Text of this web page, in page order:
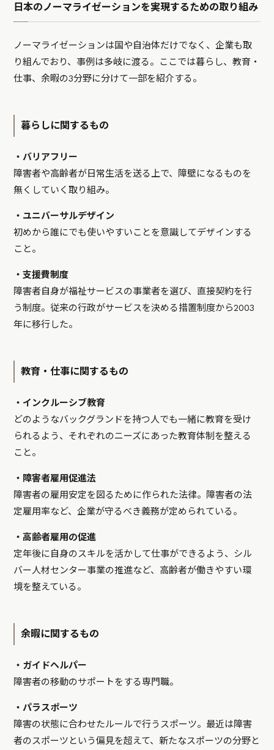
日本のノーマライゼーションを実現するための取り組み
ノーマライゼーションは国や自治体だけでなく、企業も取
り組んでおり、事例は多岐に渡る。ここでは暮らし、教育・
仕事、余暇の3分野に分けて一部を紹介する。
暮らしに関するもの
・バリアフリー
障害者や高齢者が日常生活を送る上で、障壁になるものを
無くしていく取り組み。
・ユニバーサルデザイン
初めから誰にでも使いやすいことを意識してデザインする
こと。
・支援費制度
障害者自身が福祉サービスの事業者を選び、直接契約を行
う制度。従来の行政がサービスを決める措置制度から2003
年に移行した。
教育・仕事に関するもの
・インクルーシブ教育
どのようなバックグランドを持つ人でも一緒に教育を受け
られるよう、それぞれのニーズにあった教育体制を整える
こと。
・障害者雇用促進法
障害者の雇用安定を図るために作られた法律。障害者の法
定雇用率など、企業が守るべき義務が定められている。
・高齢者雇用の促進
定年後に自身のスキルを活かして仕事ができるよう、シル
バー人材センター事業の推進など、高齢者が働きやすい環
境を整えている。
余暇に関するもの
・ガイドヘルパー
障害者の移動のサポートをする専門職。
・パラスポーツ
障害の状態に合わせたルールで行うスポーツ。最近は障害
者のスポーツという偏見を超えて、新たなスポーツの分野と